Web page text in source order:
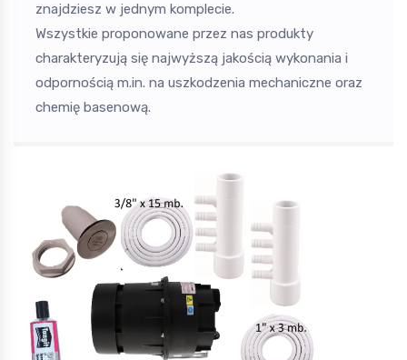
znajdziesz w jednym komplecie.
Wszystkie proponowane przez nas produkty
charakteryzują się najwyższą jakością wykonania i
odpornością m.in. na uszkodzenia mechaniczne oraz
chemię basenową.